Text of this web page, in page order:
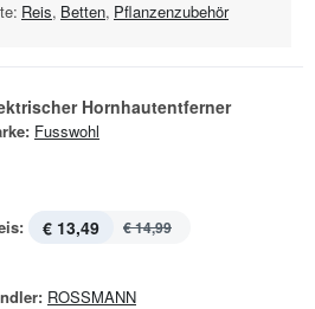
Reis, Betten, Pflanzenzubehör
Hornhautentferner
Fusswohl
€ 13,49 € 14,99
ROSSMANN